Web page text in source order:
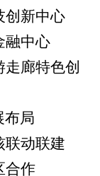
新中心
中心
廊特色创
局
动联建
合作